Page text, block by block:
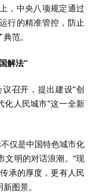
，中央八项规定通过
行的精准管控，防止
范。
解法”
召开，提出建设“创
化人民城市”这一全新
仅是中国特色城市化
文明的对话浪潮。“现
承的厚度，更有人民
图景。